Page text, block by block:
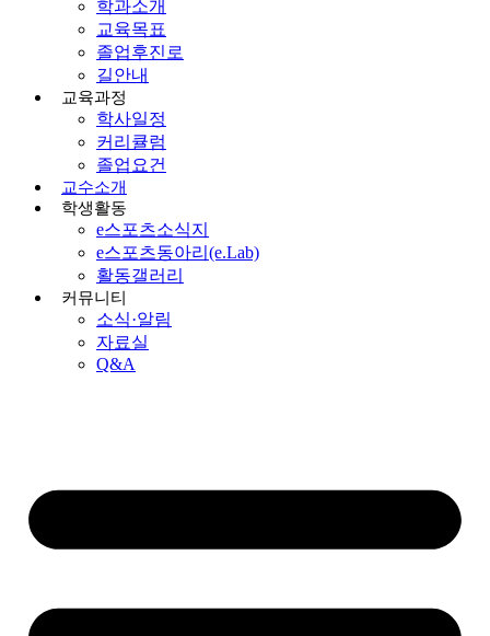
학과소개
교육목표
졸업후진로
길안내
교육과정
학사일정
커리큘럼
졸업요건
교수소개
학생활동
e스포츠소식지
e스포츠동아리(e.Lab)
활동갤러리
커뮤니티
소식·알림
자료실
Q&A